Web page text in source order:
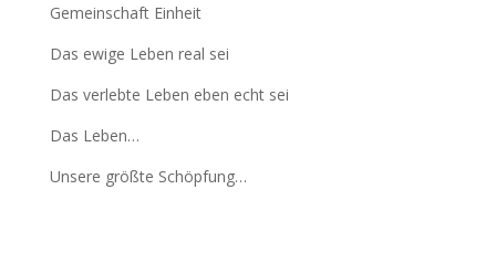
Gemeinschaft Einheit
Das ewige Leben real sei
Das verlebte Leben eben echt sei
Das Leben…
Unsere größte Schöpfung…